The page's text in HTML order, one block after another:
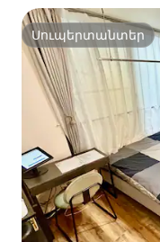
Սուպերտանտեր
Սուպերտանտեր